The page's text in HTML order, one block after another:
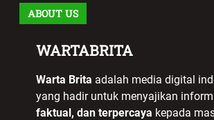
ABOUT US
WARTABRITA
Warta Brita adalah media digital
yang hadir untuk menyajikan
faktual, dan terpercaya kepada